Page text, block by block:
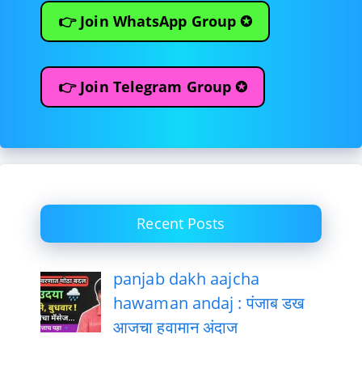
👉 Join WhatsApp Group ✪
👉 Join Telegram Group ✪
Recent Posts
panjab dakh aajcha
hawaman andaj : पंजाब डख
आजचा हवामान अंदाज